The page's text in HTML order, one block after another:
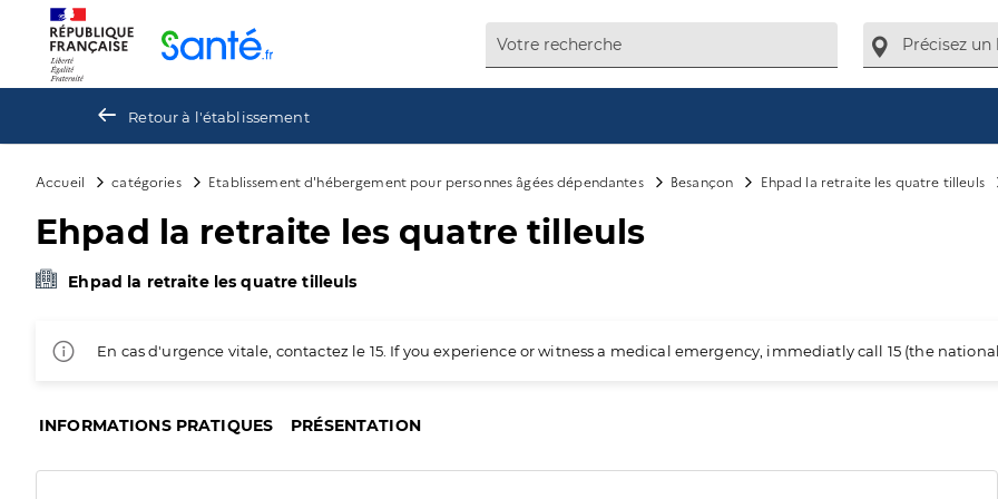
Retour à l'établissement
Accueil catégories Etablissement d'hébergement pour personnes âgées dépendantes Besançon Ehpad la retraite les quatre tilleuls
Ehpad la retraite les quatre tilleuls
Ehpad la retraite les quatre tilleuls
En cas d'urgence vitale, contactez le 15. If you experience or witness a medical emergency, immediatly call 15 (the
INFORMATIONS PRATIQUES PRÉSENTATION
Panneau de gestion des cookies